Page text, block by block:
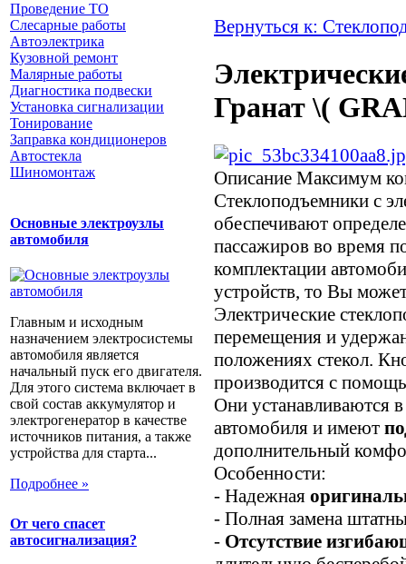
Проведение ТО
Слесарные работы
Автоэлектрика
Кузовной ремонт
Малярные работы
Диагностика подвески
Установка сигнализации
Тонирование
Заправка кондиционеров
Автостекла
Шиномонтаж
Основные электроузлы
автомобиля
Главным и исходным
назначением электросистемы
автомобиля является
начальный пуск его двигателя.
Для этого система включает в
свой состав аккумулятор и
электрогенератор в качестве
источников питания, а также
устройства для старта...
Подробнее »
От чего спасет
автосигнализация?
Вернуться к:
Гранат \(
Описание Максимум
Стеклоподъемники с
обеспечивают
пассажиров во время
комплектации
устройств, то Вы
Электрические
перемещения и
положениях стекол.
производится с
Они устанавливаются
автомобиля и имеют
дополнительный
Особенности:
- Надежная
- Полная замена
- Отсутствие